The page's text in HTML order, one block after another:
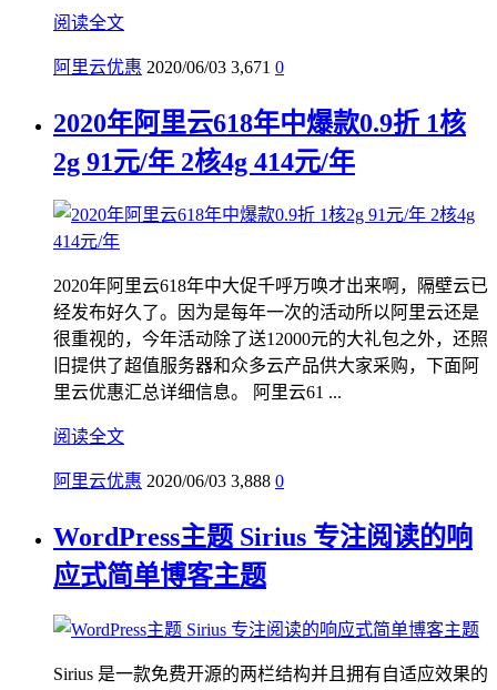
阅读全文
阿里云优惠 2020/06/03 3,671 0
2020年阿里云618年中爆款0.9折 1核
2g 91元/年 2核4g 414元/年
2020年阿里云618年中大促千呼万唤才出来啊，隔壁云已
经发布好久了。因为是每年一次的活动所以阿里云还是
很重视的，今年活动除了送12000元的大礼包之外，还照
旧提供了超值服务器和众多云产品供大家采购，下面阿
里云优惠汇总详细信息。 阿里云61 ...
阅读全文
阿里云优惠 2020/06/03 3,888 0
WordPress主题 Sirius 专注阅读的响
应式简单博客主题
Sirius 是一款免费开源的两栏结构并且拥有自适应效果的